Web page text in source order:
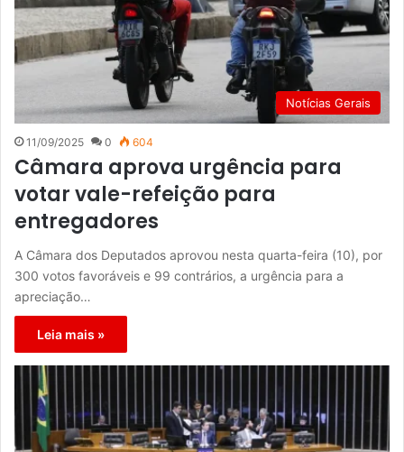
Notícias Gerais
11/09/2025 0 604
Câmara aprova urgência para
votar vale-refeição para
entregadores
A Câmara dos Deputados aprovou nesta quarta-feira (10), por
300 votos favoráveis e 99 contrários, a urgência para a
apreciação…
Leia mais »